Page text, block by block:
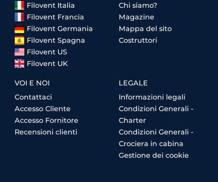
Filovent Italia
Filovent Francia
Filovent Germania
Filovent Spagna
Filovent US
Filovent UK
Chi siamo?
Magazine
Mappa del sito
Costruttori
VOI E NOI
Contattaci
Accesso Cliente
Accesso Fornitore
Recensioni clienti
LEGALE
Informazioni legali
Condizioni Generali -
Charter
Condizioni Generali -
Crociera in cabina
Gestione dei cookie